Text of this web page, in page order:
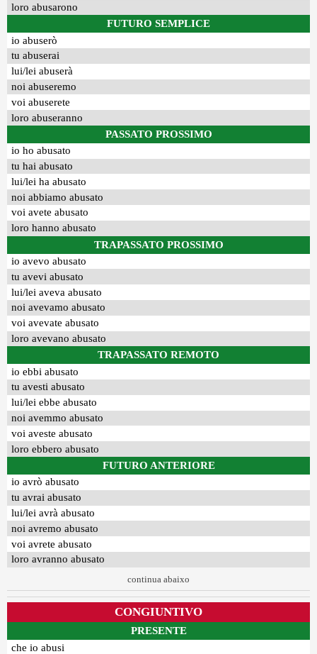
loro abusarono
FUTURO SEMPLICE
io abuserò
tu abuserai
lui/lei abuserà
noi abuseremo
voi abuserete
loro abuseranno
PASSATO PROSSIMO
io ho abusato
tu hai abusato
lui/lei ha abusato
noi abbiamo abusato
voi avete abusato
loro hanno abusato
TRAPASSATO PROSSIMO
io avevo abusato
tu avevi abusato
lui/lei aveva abusato
noi avevamo abusato
voi avevate abusato
loro avevano abusato
TRAPASSATO REMOTO
io ebbi abusato
tu avesti abusato
lui/lei ebbe abusato
noi avemmo abusato
voi aveste abusato
loro ebbero abusato
FUTURO ANTERIORE
io avrò abusato
tu avrai abusato
lui/lei avrà abusato
noi avremo abusato
voi avrete abusato
loro avranno abusato
continua abaixo
CONGIUNTIVO
PRESENTE
che io abusi